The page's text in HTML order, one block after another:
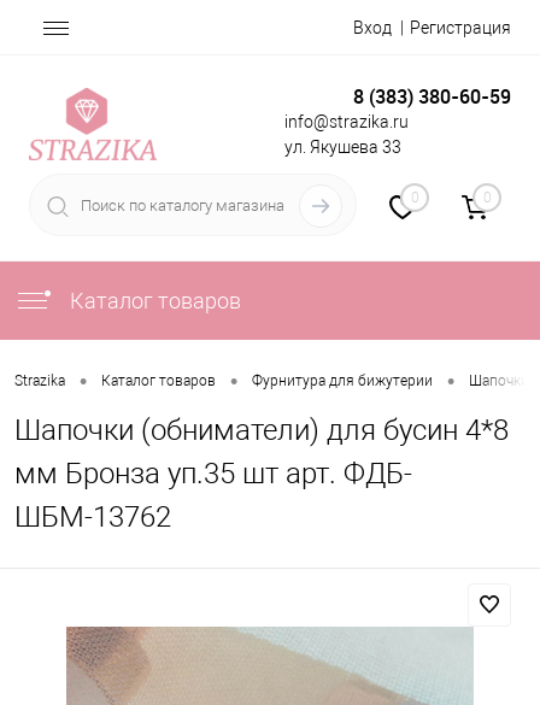
Вход Регистрация
8 (383) 380-60-59
info@strazika.ru
ул. Якушева 33
0 0
Каталог товаров
Strazika • Каталог товаров • Фурнитура для бижутерии • Шапочки
Шапочки (обниматели) для бусин 4*8
мм Бронза уп.35 шт арт. ФДБ-
ШБМ-13762